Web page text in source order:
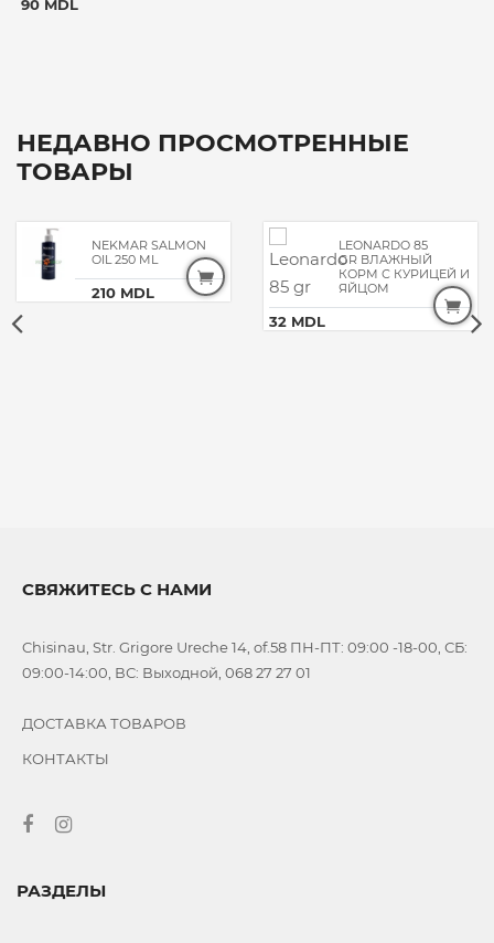
90 MDL
НЕДАВНО ПРОСМОТРЕННЫЕ
ТОВАРЫ
NEKMAR SALMON
OIL 250 ML
210 MDL
LEONARDO 85
GR ВЛАЖНЫЙ
КОРМ С КУРИЦЕЙ И
ЯЙЦОМ
32 MDL
СВЯЖИТЕСЬ С НАМИ
Chisinau, Str. Grigore Ureche 14, of.58 ПН-ПТ: 09:00 -18-00, СБ:
09:00-14:00, ВС: Выходной, 068 27 27 01
ДОСТАВКА ТОВАРОВ
КОНТАКТЫ
РАЗДЕЛЫ